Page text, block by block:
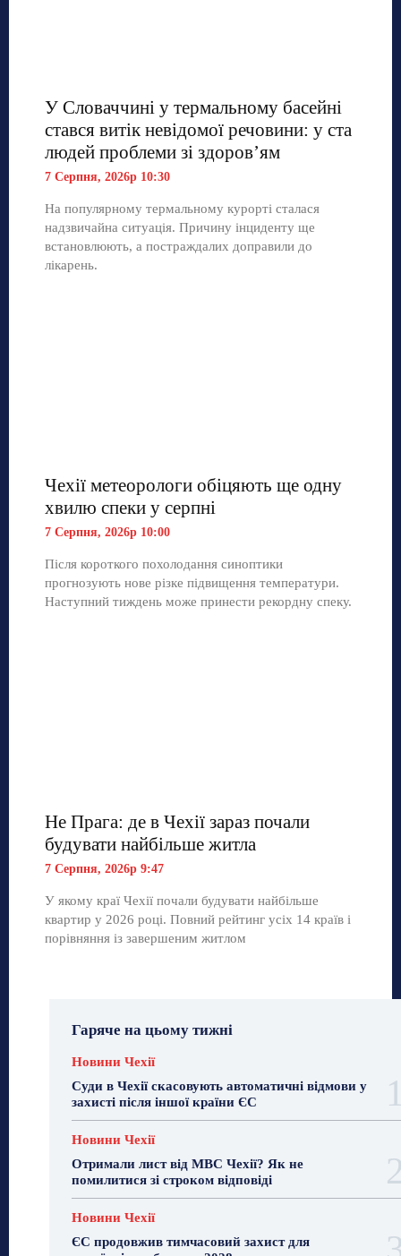
У Словаччині у термальному басейні
стався витік невідомої речовини: у ста
людей проблеми зі здоров’ям
7 Серпня, 2026р 10:30
На популярному термальному курорті сталася
надзвичайна ситуація. Причину інциденту ще
встановлюють, а постраждалих доправили до
лікарень.
Чехії метеорологи обіцяють ще одну
хвилю спеки у серпні
7 Серпня, 2026р 10:00
Після короткого похолодання синоптики
прогнозують нове різке підвищення температури.
Наступний тиждень може принести рекордну спеку.
Не Прага: де в Чехії зараз почали
будувати найбільше житла
7 Серпня, 2026р 9:47
У якому краї Чехії почали будувати найбільше
квартир у 2026 році. Повний рейтинг усіх 14 країв і
порівняння із завершеним житлом
Гаряче на цьому тижні
Новини Чехії
Суди в Чехії скасовують автоматичні відмови у
захисті після іншої країни ЄС
Новини Чехії
Отримали лист від МВС Чехії? Як не
помилитися зі строком відповіді
Новини Чехії
ЄС продовжив тимчасовий захист для